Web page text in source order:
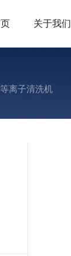
关于我们
离子清洗机